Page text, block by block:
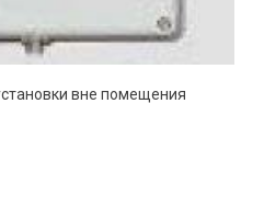
вне помещения